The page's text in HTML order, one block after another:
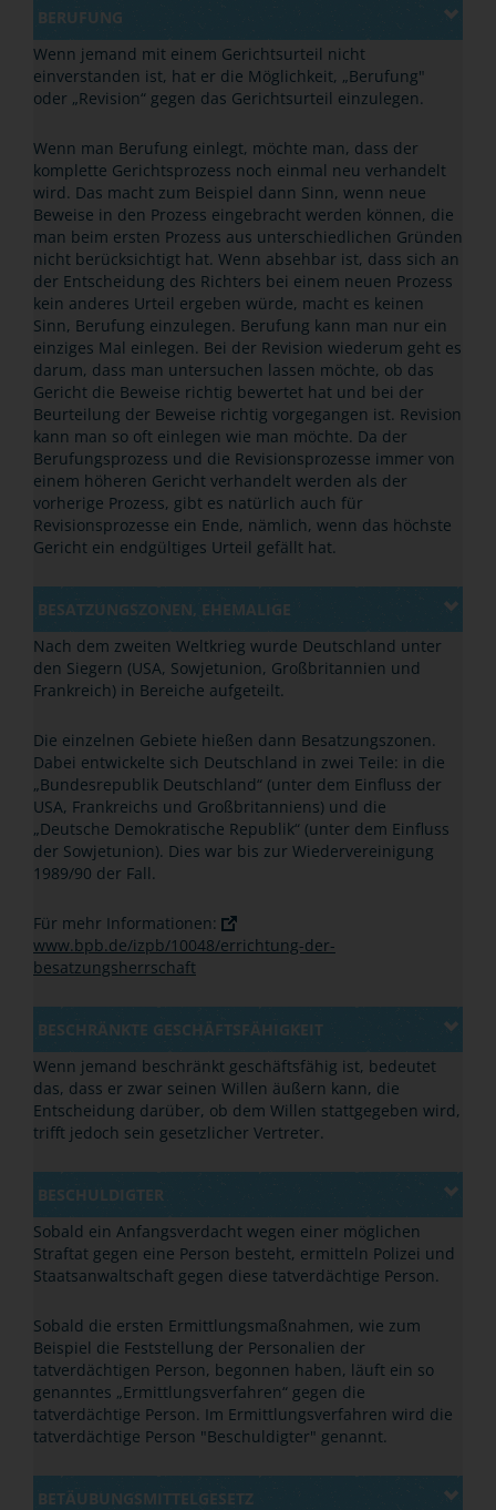
BERUFUNG
Wenn jemand mit einem Gerichtsurteil nicht
einverstanden ist, hat er die Möglichkeit, „Berufung"
oder „Revision“ gegen das Gerichtsurteil einzulegen.
Wenn man Berufung einlegt, möchte man, dass der
komplette Gerichtsprozess noch einmal neu verhandelt
wird. Das macht zum Beispiel dann Sinn, wenn neue
Beweise in den Prozess eingebracht werden können, die
man beim ersten Prozess aus unterschiedlichen Gründen
nicht berücksichtigt hat. Wenn absehbar ist, dass sich an
der Entscheidung des Richters bei einem neuen Prozess
kein anderes Urteil ergeben würde, macht es keinen
Sinn, Berufung einzulegen. Berufung kann man nur ein
einziges Mal einlegen. Bei der Revision wiederum geht es
darum, dass man untersuchen lassen möchte, ob das
Gericht die Beweise richtig bewertet hat und bei der
Beurteilung der Beweise richtig vorgegangen ist. Revision
kann man so oft einlegen wie man möchte. Da der
Berufungsprozess und die Revisionsprozesse immer von
einem höheren Gericht verhandelt werden als der
vorherige Prozess, gibt es natürlich auch für
Revisionsprozesse ein Ende, nämlich, wenn das höchste
Gericht ein endgültiges Urteil gefällt hat.
BESATZUNGSZONEN, EHEMALIGE
Nach dem zweiten Weltkrieg wurde Deutschland unter
den Siegern (USA, Sowjetunion, Großbritannien und
Frankreich) in Bereiche aufgeteilt.
Die einzelnen Gebiete hießen dann Besatzungszonen.
Dabei entwickelte sich Deutschland in zwei Teile: in die
„Bundesrepublik Deutschland“ (unter dem Einfluss der
USA, Frankreichs und Großbritanniens) und die
„Deutsche Demokratische Republik“ (unter dem Einfluss
der Sowjetunion). Dies war bis zur Wiedervereinigung
1989/90 der Fall.
Für mehr Informationen:
www.bpb.de/izpb/10048/errichtung-der-
besatzungsherrschaft
BESCHRÄNKTE GESCHÄFTSFÄHIGKEIT
Wenn jemand beschränkt geschäftsfähig ist, bedeutet
das, dass er zwar seinen Willen äußern kann, die
Entscheidung darüber, ob dem Willen stattgegeben wird,
trifft jedoch sein gesetzlicher Vertreter.
BESCHULDIGTER
Sobald ein Anfangsverdacht wegen einer möglichen
Straftat gegen eine Person besteht, ermitteln Polizei und
Staatsanwaltschaft gegen diese tatverdächtige Person.
Sobald die ersten Ermittlungsmaßnahmen, wie zum
Beispiel die Feststellung der Personalien der
tatverdächtigen Person, begonnen haben, läuft ein so
genanntes „Ermittlungsverfahren“ gegen die
tatverdächtige Person. Im Ermittlungsverfahren wird die
tatverdächtige Person "Beschuldigter" genannt.
BETÄUBUNGSMITTELGESETZ